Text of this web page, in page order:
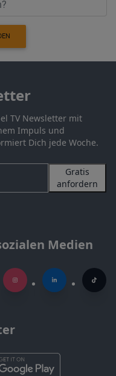
TV Newsletter mit
Impuls und
Dich jede Woche.
Gratis
anfordern
Medien